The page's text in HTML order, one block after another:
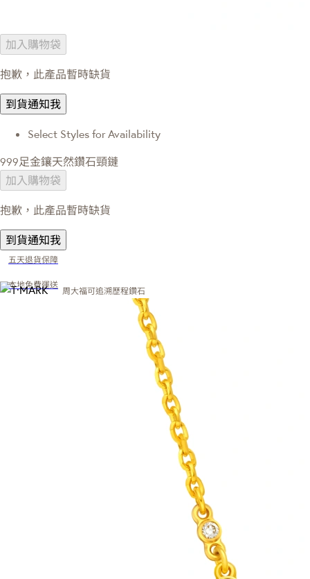
加入購物袋
抱歉，此產品暫時缺貨
到貨通知我
Select Styles for Availability
999足金鑲天然鑽石頸鏈
加入購物袋
抱歉，此產品暫時缺貨
到貨通知我
五天退貨保障
本地免費運送
周大福可追溯歷程鑽石